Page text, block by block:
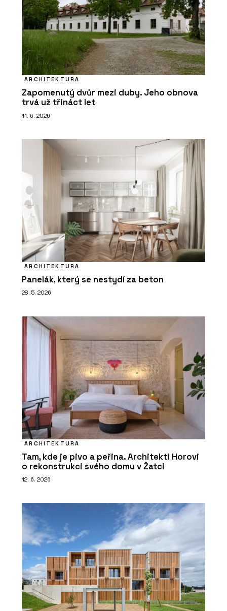
ARCHITEKTURA
Zapomenutý dvůr mezi duby. Jeho obnova
trvá už třináct let
11. 6. 2026
ARCHITEKTURA
Panelák, který se nestydí za beton
28. 5. 2026
ARCHITEKTURA
Tam, kde je pivo a peřina. Architekti Horovi
o rekonstrukci svého domu v Žatci
12. 6. 2026